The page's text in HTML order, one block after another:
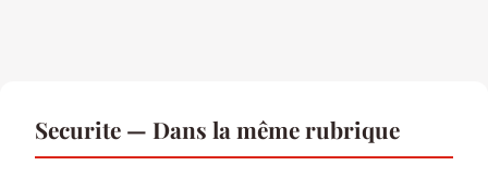
Securite — Dans la même rubrique